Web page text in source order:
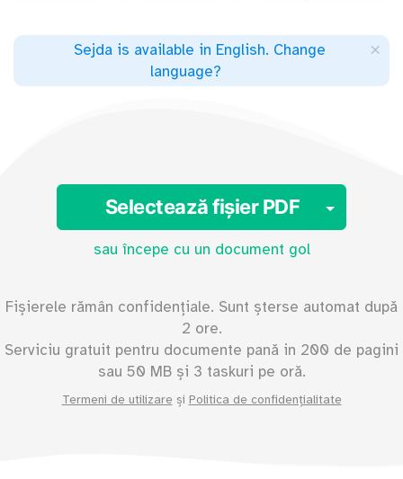
Sejda is available in English. Change
language?
×
Selectează fișier PDF
sau începe cu un document gol
Fișierele rămân confidențiale. Sunt șterse automat după
2 ore.
Serviciu gratuit pentru documente pană in 200 de pagini
sau 50 MB și 3 taskuri pe oră.
Termeni de utilizare și Politica de confidențialitate